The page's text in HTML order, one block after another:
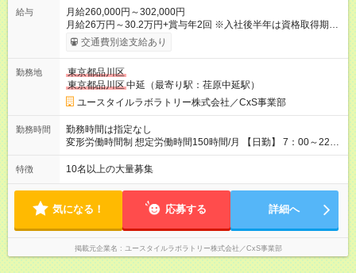
給与
月給260,000円～302,000円
月給26万円～30.2万円+賞与年2回 ※入社後半年は資格取得期間
として研修月給22.9万円～になる場合がございます。 （保有資
格・経験等により変動） 【入社後のモデル月収】 ［入社］ 無
／月収26万円 ［入社3年］ エリアリーダー・介護福祉士／月
収30.2万円 ［入社3年目以降］ ジュニアコーディネー／月収
37.5万円以上 ※経験・能力等を考慮。 【試用期間】試用期間あ
り 試用期間の長さ：2ヶ月 雇用形態、給与は本採用時と同じで
す。
交通費別途支給あり
勤務地
東京都品川区
東京都品川区中延（最寄り駅：荏原中延駅）
ユースタイルラボラトリー株式会社／CxS事業部
勤務時間
勤務時間は指定なし
変形労働時間制 想定労働時間150時間/月 【日勤】 7：00～22：
00の間で7.5時間勤務／休憩1時間 【夜勤】 17：00～翌10：00
の15時間勤務／休憩2時間 ※勤務時間は各施設のシフトによるシ
程度）
特徴 10名以上の大量募集
気になる！ 応募する 詳細へ
掲載元企業名 ユースタイルラボラトリー株式会社／CxS事業部